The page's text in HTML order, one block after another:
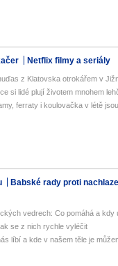
Netflix filmy a seriály
z Klatovska otrokářem v
si lidé plují životem mnohem
ferraty i koulovačka v létě
Babské rady proti
vedrech: Co pomáhá a kdy
se z nich rychle vyléčit
líbí a kde v našem těle je